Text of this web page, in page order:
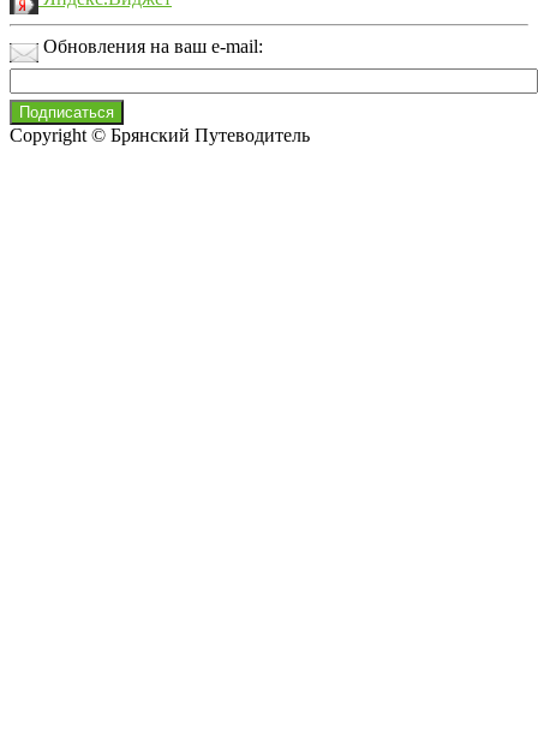
Обновления на ваш e-mail:
Copyright © Брянский Путеводитель